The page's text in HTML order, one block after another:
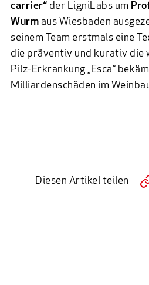
carrier“ der LigniLabs um
Wurm aus Wiesbaden
seinem Team erstmals eine
die präventiv und kurativ
Pilz-Erkrankung „Esca“
Milliardenschäden im
Diesen Artikel teilen